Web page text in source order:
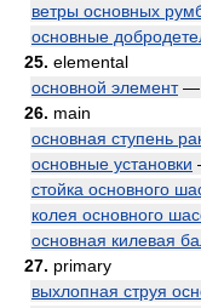
ветры основных
основные
25. elemental
основной элемент—
26. main
основная ступень
основные установки
стойка основного
колея основного
основная килевая
27. primary
выхлопная струя